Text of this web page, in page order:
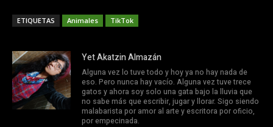
ETIQUETAS Animales TikTok
Yet Akatzin Almazán
Alguna vez lo tuve todo y hoy ya no hay nada de
eso. Pero nunca hay vacío. Alguna vez tuve trece
gatos y ahora soy solo una gata bajo la lluvia que
no sabe más que escribir, jugar y llorar. Sigo siendo
malabarista por amor al arte y escritora por oficio,
por empecinada.